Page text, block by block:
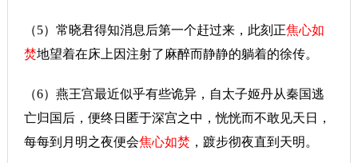
（5）常晓君得知消息后第一个赶过来，此刻正焦心如
焚地望着在床上因注射了麻醉而静静的躺着的徐传。
（6）燕王宫最近似乎有些诡异，自太子姬丹从秦国逃
亡归国后，便终日匿于深宫之中，恍恍而不敢见天日，
每每到月明之夜便会焦心如焚 ，踱步彻夜直到天明。